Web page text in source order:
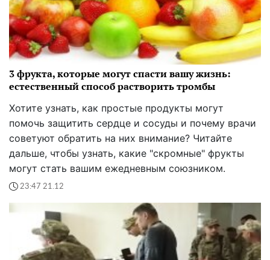
3 фрукта, которые могут спасти вашу жизнь:
естественный способ растворить тромбы
Хотите узнать, как простые продукты могут
помочь защитить сердце и сосуды и почему врачи
советуют обратить на них внимание? Читайте
дальше, чтобы узнать, какие "скромные" фрукты
могут стать вашим ежедневным союзником.
23:47 21.12